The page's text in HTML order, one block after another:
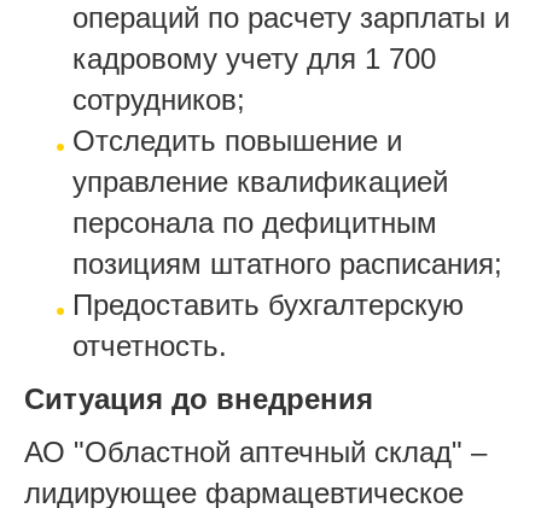
операций по расчету зарплаты и
кадровому учету для 1 700
сотрудников;
Отследить повышение и
управление квалификацией
персонала по дефицитным
позициям штатного расписания;
Предоставить бухгалтерскую
отчетность.
Ситуация до внедрения
АО "Областной аптечный склад" –
лидирующее фармацевтическое